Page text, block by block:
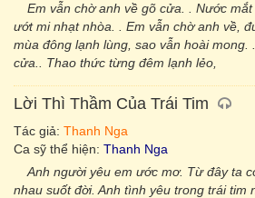
Em vẫn chờ anh về gõ cửa. . Nước mắt
ướt mi nhạt nhòa. . Em vẫn chờ anh về,
mùa đông lạnh lùng, sao vẫn hoài mong.
cửa.. Thao thức từng đêm lạnh lẻo,
Lời Thì Thầm Của Trái Tim
Tác giả: Thanh Nga
Ca sỹ thể hiện: Thanh Nga
Anh người yêu em ước mơ. Từ đây ta
nhau suốt đời. Anh tình yêu trong trái tim